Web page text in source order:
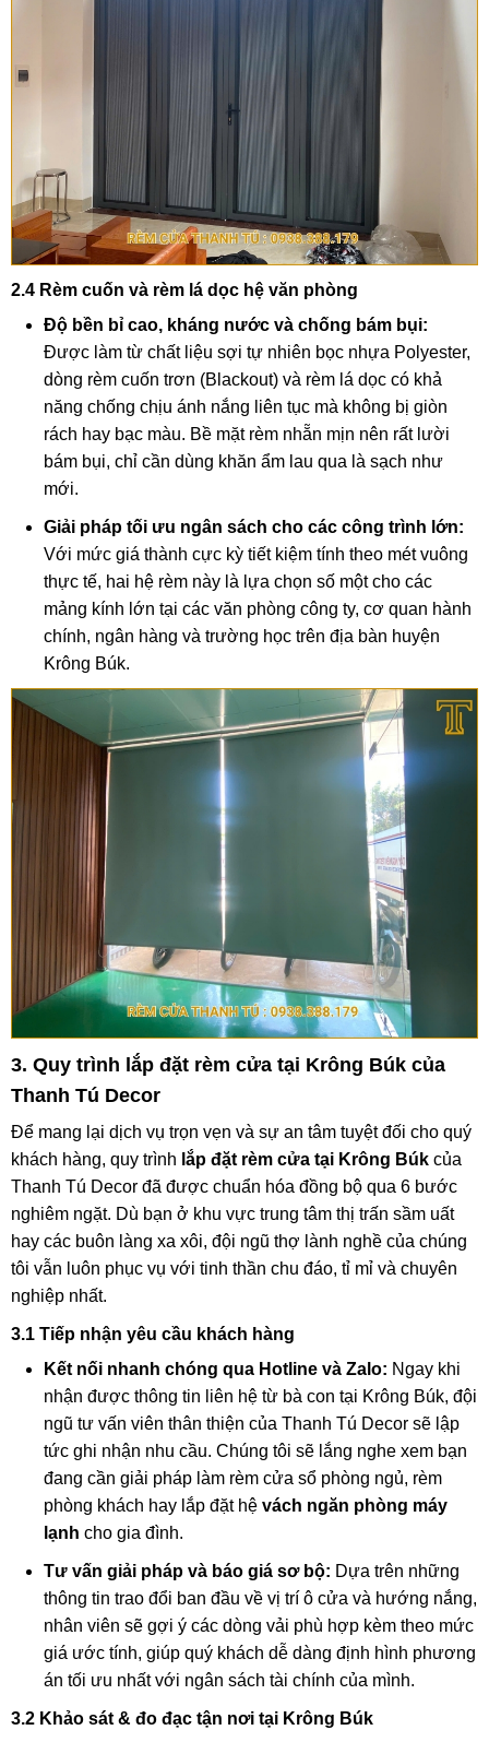
2.4 Rèm cuốn và rèm lá dọc hệ văn phòng
Độ bền bỉ cao, kháng nước và chống bám bụi:
Được làm từ chất liệu sợi tự nhiên bọc nhựa Polyester,
dòng rèm cuốn trơn (Blackout) và rèm lá dọc có khả
năng chống chịu ánh nắng liên tục mà không bị giòn
rách hay bạc màu. Bề mặt rèm nhẵn mịn nên rất lười
bám bụi, chỉ cần dùng khăn ẩm lau qua là sạch như
mới.
Giải pháp tối ưu ngân sách cho các công trình lớn:
Với mức giá thành cực kỳ tiết kiệm tính theo mét vuông
thực tế, hai hệ rèm này là lựa chọn số một cho các
mảng kính lớn tại các văn phòng công ty, cơ quan hành
chính, ngân hàng và trường học trên địa bàn huyện
Krông Búk.
3. Quy trình lắp đặt rèm cửa tại Krông Búk của
Thanh Tú Decor
Để mang lại dịch vụ trọn vẹn và sự an tâm tuyệt đối cho quý
khách hàng, quy trình lắp đặt rèm cửa tại Krông Búk của
Thanh Tú Decor đã được chuẩn hóa đồng bộ qua 6 bước
nghiêm ngặt. Dù bạn ở khu vực trung tâm thị trấn sầm uất
hay các buôn làng xa xôi, đội ngũ thợ lành nghề của chúng
tôi vẫn luôn phục vụ với tinh thần chu đáo, tỉ mỉ và chuyên
nghiệp nhất.
3.1 Tiếp nhận yêu cầu khách hàng
Kết nối nhanh chóng qua Hotline và Zalo: Ngay khi
nhận được thông tin liên hệ từ bà con tại Krông Búk, đội
ngũ tư vấn viên thân thiện của Thanh Tú Decor sẽ lập
tức ghi nhận nhu cầu. Chúng tôi sẽ lắng nghe xem bạn
đang cần giải pháp làm rèm cửa sổ phòng ngủ, rèm
phòng khách hay lắp đặt hệ vách ngăn phòng máy
lạnh cho gia đình.
Tư vấn giải pháp và báo giá sơ bộ: Dựa trên những
thông tin trao đổi ban đầu về vị trí ô cửa và hướng nắng,
nhân viên sẽ gợi ý các dòng vải phù hợp kèm theo mức
giá ước tính, giúp quý khách dễ dàng định hình phương
án tối ưu nhất với ngân sách tài chính của mình.
3.2 Khảo sát & đo đạc tận nơi tại Krông Búk